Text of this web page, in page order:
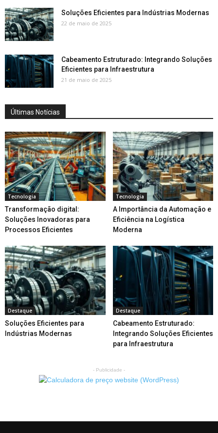
Soluções Eficientes para Indústrias Modernas
22 de maio de 2025
Cabeamento Estruturado: Integrando Soluções
Eficientes para Infraestrutura
21 de maio de 2025
Últimas Notícias
Tecnologia
Transformação digital:
Soluções Inovadoras para
Processos Eficientes
Tecnologia
A Importância da Automação e
Eficiência na Logística
Moderna
Destaque
Soluções Eficientes para
Indústrias Modernas
Destaque
Cabeamento Estruturado:
Integrando Soluções Eficientes
para Infraestrutura
- Publicidade -